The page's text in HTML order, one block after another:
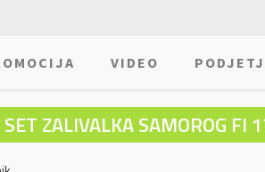
VIDEO
ZALIVALKA SAMOROG FI